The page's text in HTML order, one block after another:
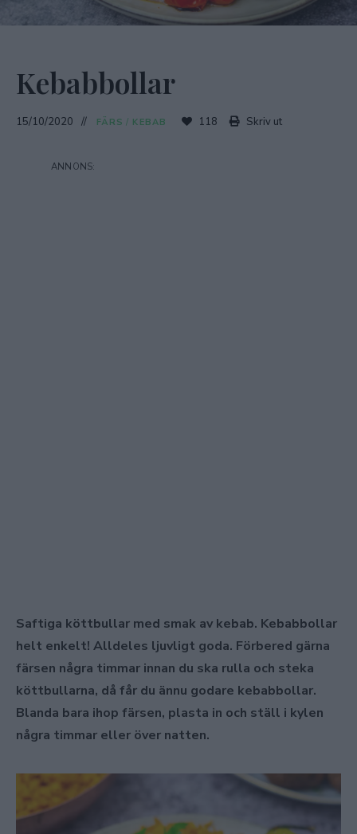
Kebabbollar
15/10/2020 FÄRS / KEBAB 118 Skriv ut
Saftiga köttbullar med smak av kebab. Kebabbollar
helt enkelt! Alldeles ljuvligt goda. Förbered gärna
färsen några timmar innan du ska rulla och steka
köttbullarna, då får du ännu godare kebabbollar.
Blanda bara ihop färsen, plasta in och ställ i kylen
några timmar eller över natten.